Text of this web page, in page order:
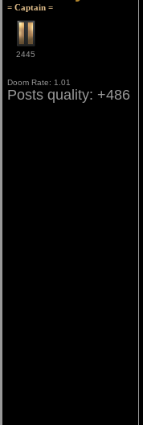
= Captain =
2445
Doom Rate: 1.01
Posts quality: +486